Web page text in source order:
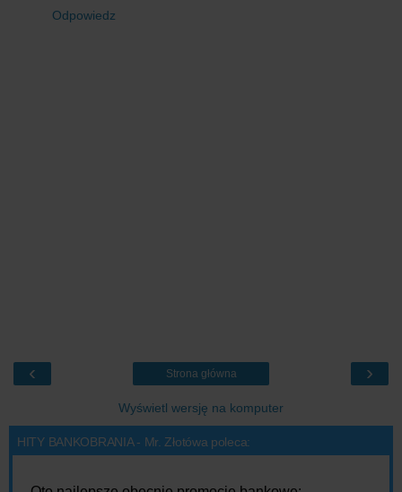
Odpowiedz
‹ ›
Strona główna
Wyświetl wersję na komputer
HITY BANKOBRANIA - Mr. Złotówa poleca: